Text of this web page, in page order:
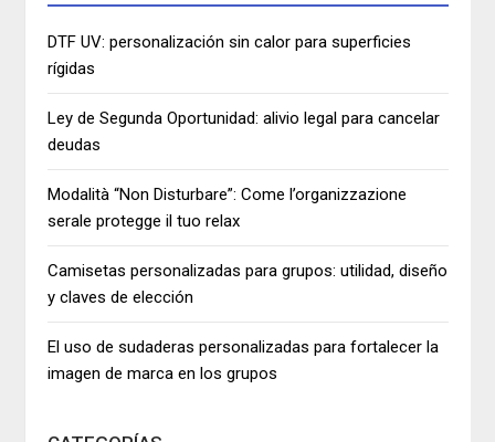
DTF UV: personalización sin calor para superficies
rígidas
Ley de Segunda Oportunidad: alivio legal para cancelar
deudas
Modalità “Non Disturbare”: Come l’organizzazione
serale protegge il tuo relax
Camisetas personalizadas para grupos: utilidad, diseño
y claves de elección
El uso de sudaderas personalizadas para fortalecer la
imagen de marca en los grupos